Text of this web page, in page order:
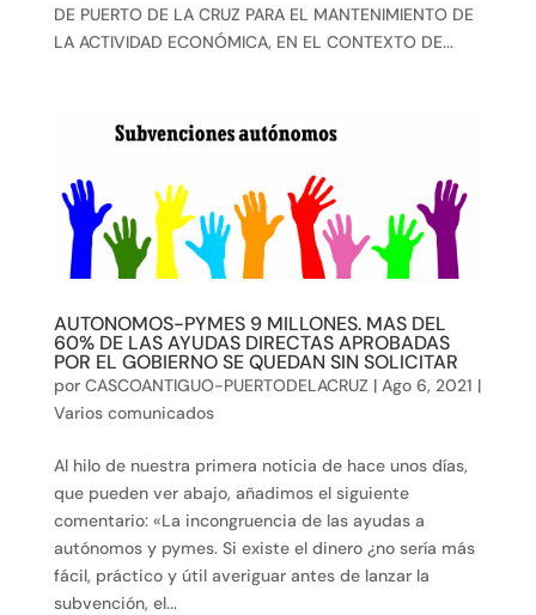
DE PUERTO DE LA CRUZ PARA EL MANTENIMIENTO DE
LA ACTIVIDAD ECONÓMICA, EN EL CONTEXTO DE...
AUTONOMOS-PYMES 9 MILLONES. MAS DEL
60% DE LAS AYUDAS DIRECTAS APROBADAS
POR EL GOBIERNO SE QUEDAN SIN SOLICITAR
por CASCOANTIGUO-PUERTODELACRUZ | Ago 6, 2021 |
Varios comunicados
Al hilo de nuestra primera noticia de hace unos días,
que pueden ver abajo, añadimos el siguiente
comentario: «La incongruencia de las ayudas a
autónomos y pymes. Si existe el dinero ¿no sería más
fácil, práctico y útil averiguar antes de lanzar la
subvención, el...